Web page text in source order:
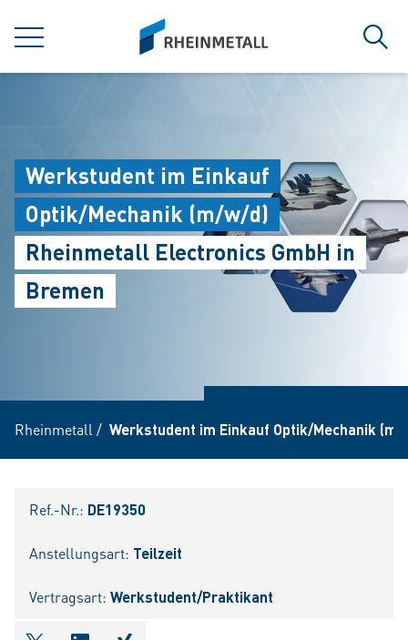
MENÜ
siteLogo
Werkstudent im Einkauf
Optik/Mechanik (m/w/d)
Rheinmetall Electronics GmbH in
Bremen
Rheinmetall / Werkstudent im Einkauf Optik/Mechanik (m/
Ref.-Nr.: DE19350
Anstellungsart: Teilzeit
Vertragsart: Werkstudent/Praktikant